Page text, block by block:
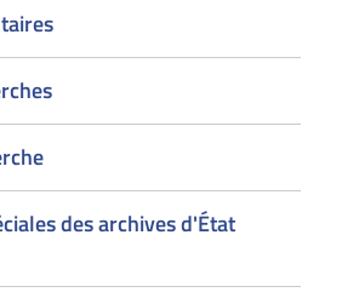
des archives d'État